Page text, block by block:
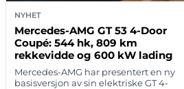
NYHET
Mercedes-AMG GT 53 4-Door
Coupé: 544 hk, 809 km
rekkevidde og 600 kW lading
Mercedes-AMG har presentert en ny
basisversjon av sin elektriske GT 4-